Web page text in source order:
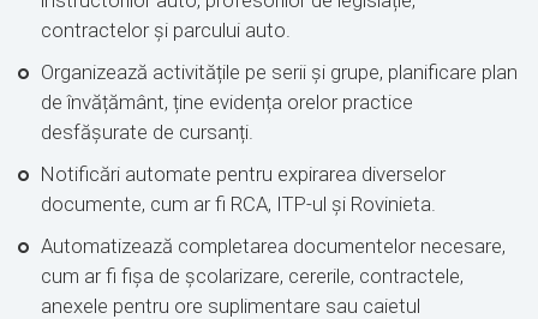
contractelor și parcului auto.
Organizează activitățile pe serii și grupe, planificare plan
de învățământ, ține evidența orelor practice
desfășurate de cursanți.
Notificări automate pentru expirarea diverselor
documente, cum ar fi RCA, ITP-ul și Rovinieta.
Automatizează completarea documentelor necesare,
cum ar fi fișa de școlarizare, cererile, contractele,
anexele pentru ore suplimentare sau caietul